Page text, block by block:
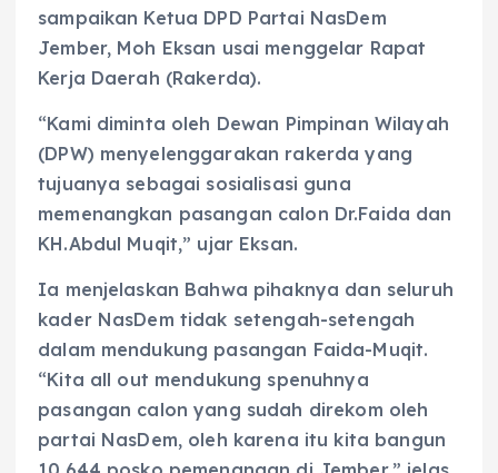
sampaikan Ketua DPD Partai NasDem
Jember, Moh Eksan usai menggelar Rapat
Kerja Daerah (Rakerda).
“Kami diminta oleh Dewan Pimpinan Wilayah
(DPW) menyelenggarakan rakerda yang
tujuanya sebagai sosialisasi guna
memenangkan pasangan calon Dr.Faida dan
KH.Abdul Muqit,” ujar Eksan.
Ia menjelaskan Bahwa pihaknya dan seluruh
kader NasDem tidak setengah-setengah
dalam mendukung pasangan Faida-Muqit.
“Kita all out mendukung spenuhnya
pasangan calon yang sudah direkom oleh
partai NasDem, oleh karena itu kita bangun